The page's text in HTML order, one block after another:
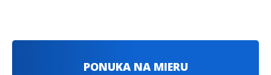
PONUKA NA MIERU